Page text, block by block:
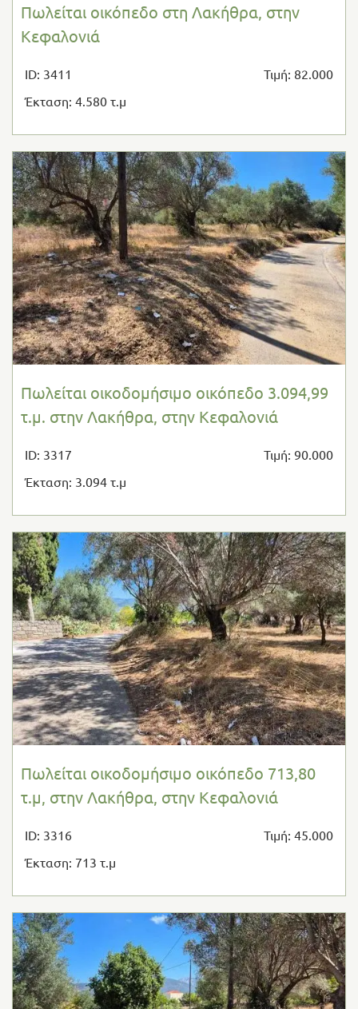
Πωλείται οικόπεδο στη Λακήθρα, στην
Κεφαλονιά
ID: 3411
Τιμή: 82.000
Έκταση: 4.580 τ.μ
Πωλείται οικοδομήσιμο οικόπεδο 3.094,99
τ.μ. στην Λακήθρα, στην Κεφαλονιά
ID: 3317
Τιμή: 90.000
Έκταση: 3.094 τ.μ
Πωλείται οικοδομήσιμο οικόπεδο 713,80
τ.μ, στην Λακήθρα, στην Κεφαλονιά
ID: 3316
Τιμή: 45.000
Έκταση: 713 τ.μ